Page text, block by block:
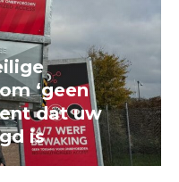
‘geen
dat uw
is